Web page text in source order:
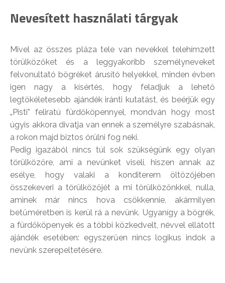
Nevesített használati tárgyak
Mivel az összes pláza tele van nevekkel telehímzett
törülközőket és a leggyakoribb személyneveket
felvonultató bögréket árusító helyekkel, minden évben
igen nagy a kísértés, hogy feladjuk a lehető
legtökéletesebb ajándék iránti kutatást, és beérjük egy
„Pisti” feliratú fürdőköpennyel, mondván hogy most
úgyis akkora divatja van ennek a személyre szabásnak,
a rokon majd biztos örülni fog neki.
Pedig igazából nincs túl sok szükségünk egy olyan
törülközőre, ami a nevünket viseli, hiszen annak az
esélye, hogy valaki a konditerem öltözőjében
összekeveri a törülközőjét a mi törülközőnkkel, nulla,
aminek már nincs hova csökkennie, akármilyen
betűméretben is kerül rá a nevünk. Ugyanígy a bögrék,
a fürdőköpenyek és a többi közkedvelt, névvel ellátott
ajándék esetében: egyszerűen nincs logikus indok a
nevünk szerepeltetésére.